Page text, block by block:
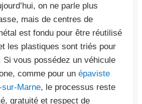
on ne parle plus
mais de centres de
est fondu pour être réutilisé
les plastiques sont triés pour
Si vous possédez un véhicule
comme pour un épaviste
Marne, le processus reste
gratuité et respect de